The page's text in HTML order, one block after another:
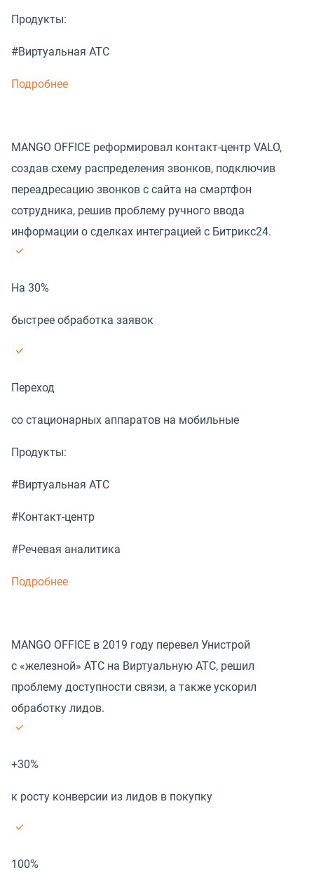
Продукты:
#Виртуальная АТС
Подробнее
MANGO OFFICE реформировал контакт-центр VALO,
создав схему распределения звонков, подключив
переадресацию звонков с сайта на смартфон
сотрудника, решив проблему ручного ввода
информации о сделках интеграцией с Битрикс24.
На 30%
быстрее обработка заявок
Переход
со стационарных аппаратов на мобильные
Продукты:
#Виртуальная АТС
#Контакт-центр
#Речевая аналитика
Подробнее
MANGO OFFICE в 2019 году перевел Унистрой
с «железной» АТС на Виртуальную АТС, решил
проблему доступности связи, а также ускорил
обработку лидов.
+30%
к росту конверсии из лидов в покупку
100%